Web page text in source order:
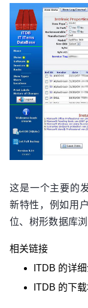
这是一个主要的
新特性，例如用
位、树形数据库
相关链接
ITDB 的详细
ITDB 的下载